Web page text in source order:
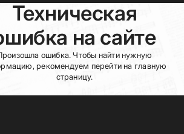
Техническая
на сайте
ошибка. Чтобы найти нужную
рекомендуем перейти на главную
страницу.